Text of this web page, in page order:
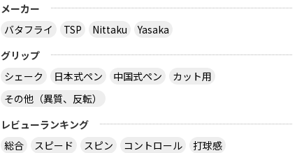
メーカー
バタフライ
TSP Nittaku
Yasaka
グリップ
シェーク
日本式ペン 中国式ペン
カット用
その他（異質、反転）
レビューランキング
総合
スピード スピン コントロール 打球感